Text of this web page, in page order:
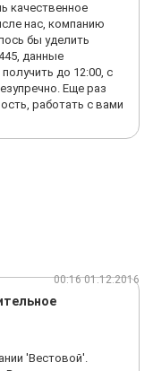
качественное
нас, компанию
бы уделить
данные
до 12:00, с
Еще раз
работать с вами
00:16 01.12.2016
'Вестовой'.